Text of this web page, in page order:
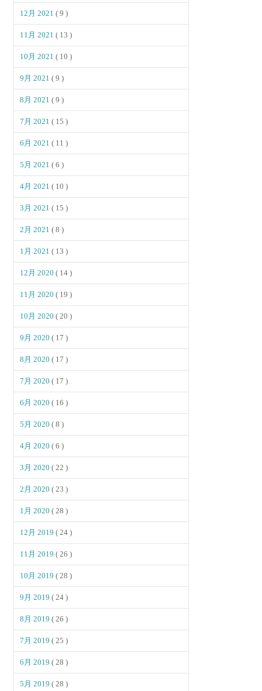
12月 2021( 9 )
11月 2021( 13 )
10月 2021( 10 )
9月 2021( 9 )
8月 2021( 9 )
7月 2021( 15 )
6月 2021( 11 )
5月 2021( 6 )
4月 2021( 10 )
3月 2021( 15 )
2月 2021( 8 )
1月 2021( 13 )
12月 2020( 14 )
11月 2020( 19 )
10月 2020( 20 )
9月 2020( 17 )
8月 2020( 17 )
7月 2020( 17 )
6月 2020( 16 )
5月 2020( 8 )
4月 2020( 6 )
3月 2020( 22 )
2月 2020( 23 )
1月 2020( 28 )
12月 2019( 24 )
11月 2019( 26 )
10月 2019( 28 )
9月 2019( 24 )
8月 2019( 26 )
7月 2019( 25 )
6月 2019( 28 )
5月 2019( 28 )